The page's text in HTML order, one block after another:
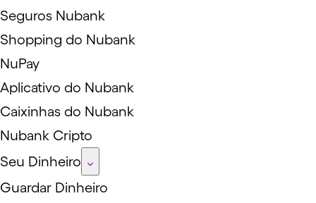
Seguros Nubank
Shopping do Nubank
NuPay
Aplicativo do Nubank
Caixinhas do Nubank
Nubank Cripto
Seu Dinheiro
Guardar Dinheiro